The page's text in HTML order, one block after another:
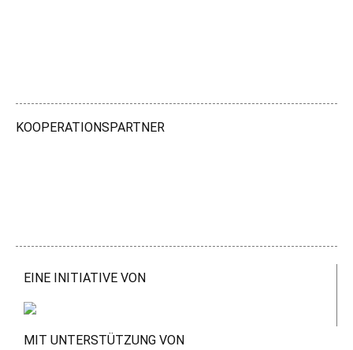
KOOPERATIONSPARTNER
EINE INITIATIVE VON
MIT UNTERSTÜTZUNG VON